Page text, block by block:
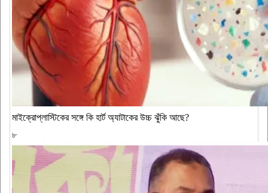
মাইক্রোপ্লাস্টিকের সঙ্গে কি হার্ট অ্যাটাকের উচ্চ ঝুঁকি আছে?
৮